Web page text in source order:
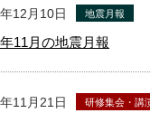
12月10日 地震月報
11月の地震月報
11月21日 研修集会・講